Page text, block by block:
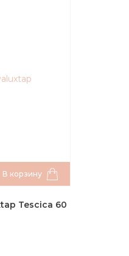
В корзину
Tescica 60